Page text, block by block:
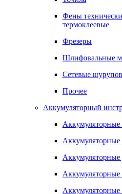
Фены
термоклеевые
Фрезеры
Шлифовальные
Сетевые
Прочее
Аккумуляторный
Аккумуляторные
Аккумуляторные
Аккумуляторные